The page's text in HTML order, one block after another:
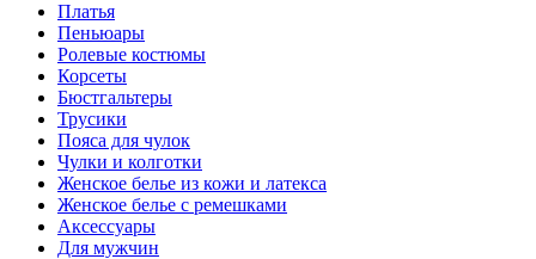
Платья
Пеньюары
Ролевые костюмы
Корсеты
Бюстгальтеры
Трусики
Пояса для чулок
Чулки и колготки
Женское белье из кожи и латекса
Женское белье с ремешками
Аксессуары
Для мужчин